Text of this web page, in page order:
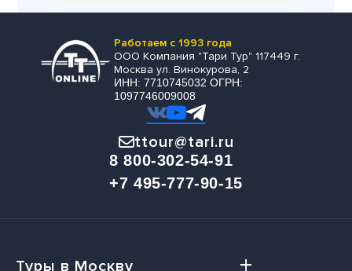
Работаем с 1993 года
ООО Компания "Тари Тур" 117449 г.
Москва ул. Винокурова, 2
ИНН: 7710745032 ОГРН:
1097746009008
ttour@tari.ru
8 800-302-54-91
+7 495-777-90-15
Туры в Москву